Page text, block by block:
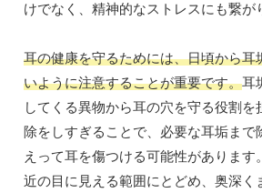
けでなく、精神的なストレスにも繋が
耳の健康を守るためには、日頃から耳
いように注意することが重要です。耳
してくる異物から耳の穴を守る役割を
除をしすぎることで、必要な耳垢まで
えって耳を傷つける可能性があります
近の目に見える範囲にとどめ、奥深く